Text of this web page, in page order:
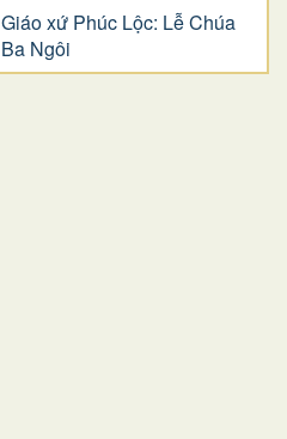
Giáo xứ Phúc Lộc: Lễ Chúa
Ba Ngôi